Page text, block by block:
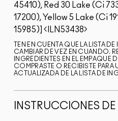
45410), Red 30 Lake (Ci
17200), Yellow 5 Lake (Ci
15985)]
ILN53438
TEN EN CUENTA QUE LA LISTA
CAMBIAR DE VEZ EN CUANDO.
INGREDIENTES EN EL EMPAQUE
COMPRASTE O RECIBISTE PARA
ACTUALIZADA DE LA LISTA DE
INSTRUCCIONES